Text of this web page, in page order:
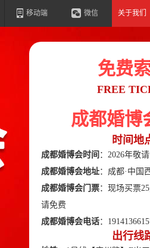
移动端 微信 关于我们
免费
FREE
成都婚博
时间地
成都婚博会时间 ：2026年敬
成都婚博会地址：成都·中国
成都婚博会门票：现场买票
请免费
成都婚博会电话：
出行线